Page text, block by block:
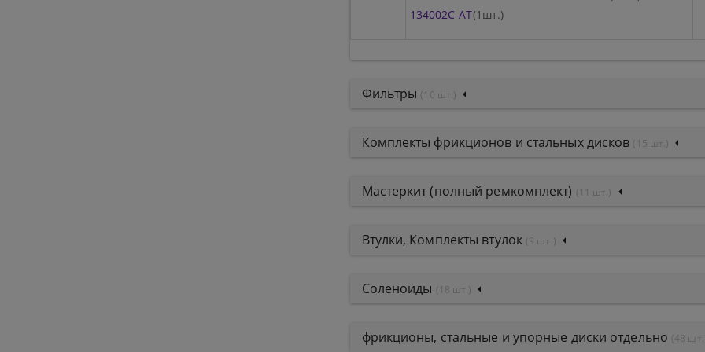
134002C-AT(1шт.)
Фильтры (10 шт.)
Комплекты фрикционов и стальных дисков (15 шт.)
Мастеркит (полный ремкомплект) (11 шт.)
Втулки, Комплекты втулок (9 шт.)
Соленоиды (18 шт.)
фрикционы, стальные и упорные диски отдельно (48